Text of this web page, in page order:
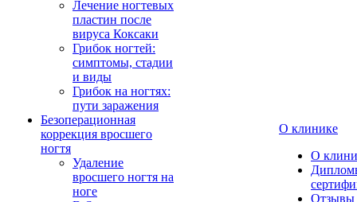
Лечение ногтевых
пластин после
вируса Коксаки
Грибок ногтей:
симптомы, стадии
и виды
Грибок на ногтях:
пути заражения
Безоперационная
коррекция вросшего
ногтя
Удаление
вросшего ногтя на
ноге
О клинике
О
Отзывы